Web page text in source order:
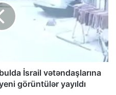
İsrail vətəndaşlarına
görüntülər yayıldı